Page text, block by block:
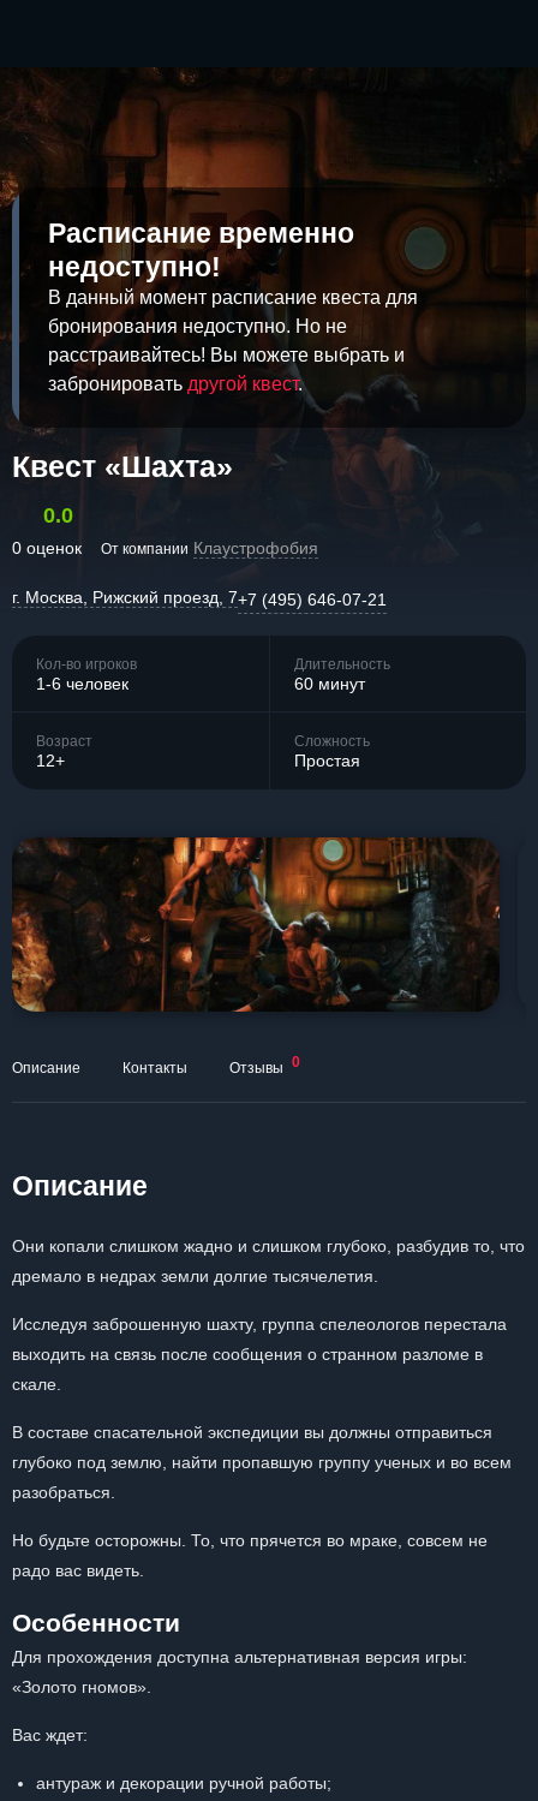
Расписание временно
недоступно!
В данный момент расписание квеста для
бронирования недоступно. Но не
расстраивайтесь! Вы можете выбрать и
забронировать другой квест.
Квест «Шахта»
0.0
0 оценок От компании Клаустрофобия
г. Москва, Рижский проезд, 7+7 (495) 646-07-21
Кол-во игроков
1-6 человек
Длительность
60 минут
Возраст
12+
Сложность
Простая
Описание Контакты Отзывы 0
Описание
Они копали слишком жадно и слишком глубоко, разбудив то, что
дремало в недрах земли долгие тысячелетия.
Исследуя заброшенную шахту, группа спелеологов перестала
выходить на связь после сообщения о странном разломе в
скале.
В составе спасательной экспедиции вы должны отправиться
глубоко под землю, найти пропавшую группу ученых и во всем
разобраться.
Но будьте осторожны. То, что прячется во мраке, совсем не
радо вас видеть.
Особенности
Для прохождения доступна альтернативная версия игры:
«Золото гномов».
Вас ждет:
антураж и декорации ручной работы;